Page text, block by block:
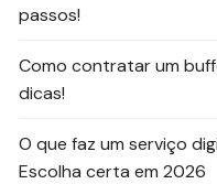
passos!
Como contratar um
dicas!
O que faz um serviço
Escolha certa em 2026